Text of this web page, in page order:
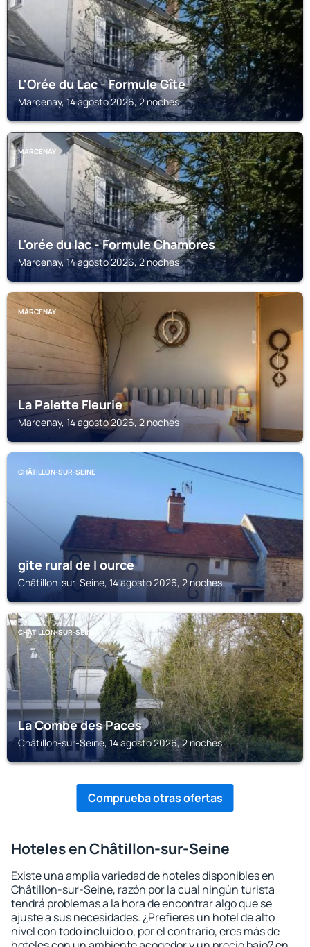
L'Orée du Lac - Formule Gîte
Marcenay, 14 agosto 2026, 2 noches
MARCENAY
L'orée du lac - Formule Chambres
Marcenay, 14 agosto 2026, 2 noches
MARCENAY
La Palette Fleurie
Marcenay, 14 agosto 2026, 2 noches
CHÂTILLON-SUR-SEINE
gite rural de l ource
Châtillon-sur-Seine, 14 agosto 2026, 2 noches
CHÂTILLON-SUR-SEINE
La Combe des Paces
Châtillon-sur-Seine, 14 agosto 2026, 2 noches
Comprueba otras ofertas
Hoteles en Châtillon-sur-Seine
Existe una amplia variedad de hoteles disponibles en
Châtillon-sur-Seine, razón por la cual ningún turista
tendrá problemas a la hora de encontrar algo que se
ajuste a sus necesidades. ¿Prefieres un hotel de alto
nivel con todo incluido o, por el contrario, eres más de